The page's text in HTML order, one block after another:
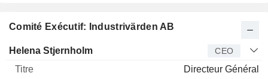
Comité Exécutif: Industrivärden AB
Dirigeant Titre Age
Helena Stjernholm CEO
Directeur Général